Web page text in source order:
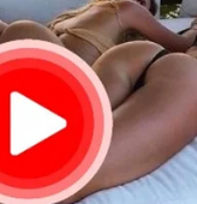
sjediniti mikserom.